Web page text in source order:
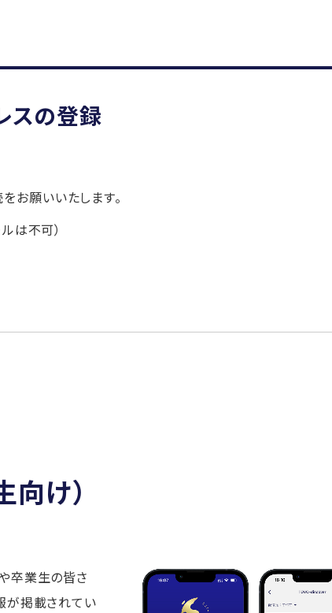
スの登録
お願いいたします。
は不可）
け）
卒業生の皆さ
が掲載されてい